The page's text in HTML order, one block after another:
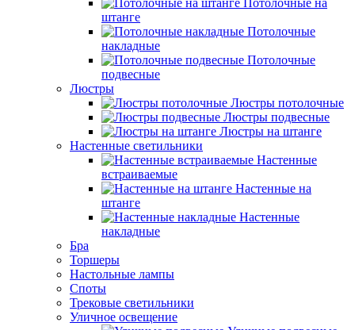
Потолочные на
штанге
Потолочные
накладные
Потолочные
подвесные
Люстры
Люстры потолочные
Люстры подвесные
Люстры на штанге
Настенные светильники
Настенные
встраиваемые
Настенные на
штанге
Настенные
накладные
Бра
Торшеры
Настольные лампы
Споты
Трековые светильники
Уличное освещение